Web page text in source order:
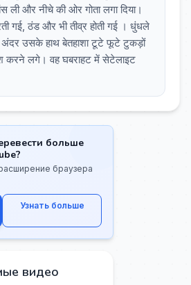
ली और नीचे की ओर गोता लगा दिया।
गई, ठंड और भी तीव्र होती गई । धुंधले
उसके हाथ बेतहाशा टूटे फूटे टुकड़ों
करने लगे। वह घबराहट में सेटेलाइट
больше
браузера
Узнать больше
видео